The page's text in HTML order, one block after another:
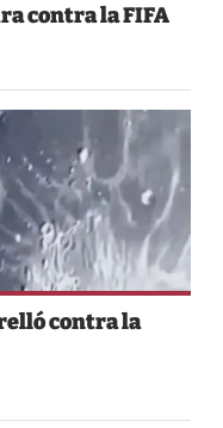
contra la FIFA
contra la